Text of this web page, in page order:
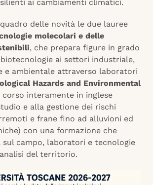
ai cambiamenti climatici.
delle novità le due lauree
molecolari e delle
, che prepara figure in grado
ai settori industriale,
e ambientale attraverso laboratori
Hazards and Environmental
corso interamente in inglese
e alla gestione dei rischi
e frane fino ad alluvioni ed
con una formazione che
campo, laboratori e tecnologie
del territorio.